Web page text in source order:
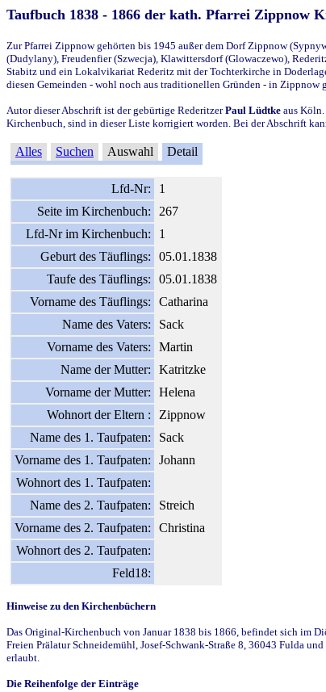
Taufbuch 1838 - 1866 der kath. Pfarrei Zippnow
Zur Pfarrei Zippnow gehörten bis 1945 außer dem Dorf Zippnow
(Dudylany), Freudenfier (Szwecja), Klawittersdorf (Glowaczewo),
Stabitz und ein Lokalvikariat Rederitz mit der Tochterkirche in
diesen Gemeinden - wohl noch aus traditionellen Gründen - in Zippnow
Autor dieser Abschrift ist der gebürtige RederitzerPaul Lüdtke aus
Kirchenbuch, sind in dieser Liste korrigiert worden. Bei der Abschrift
Alles Suchen Auswahl Detail
Lfd-Nr:
1
Seite im Kirchenbuch:
267
Lfd-Nr im Kirchenbuch:
1
Geburt des Täuflings:
05.01.1838
Taufe des Täuflings:
05.01.1838
Vorname des Täuflings:
Catharina
Name des Vaters:
Sack
Vorname des Vaters:
Martin
Name der Mutter:
Katritzke
Vorname der Mutter:
Helena
Wohnort der Eltern :
Zippnow
Name des 1. Taufpaten:
Sack
Vorname des 1. Taufpaten:
Johann
Wohnort des 1. Taufpaten:
Name des 2. Taufpaten:
Streich
Vorname des 2. Taufpaten:
Christina
Wohnort des 2. Taufpaten:
Feld18:
Hinweise zu den Kirchenbüchern
Das Original-Kirchenbuch von Januar 1838 bis 1866, befindet sich im
Freien Prälatur Schneidemühl, Josef-Schwank-Straße 8, 36043 Fulda
erlaubt.
Die Reihenfolge der Einträge